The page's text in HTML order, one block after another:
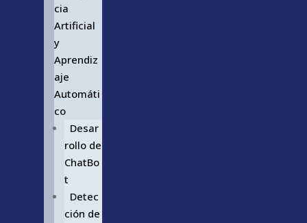
cia
Artificial
y
Aprendiz
aje
Automáti
co
Desar
rollo de
ChatBo
t
Detec
ción de